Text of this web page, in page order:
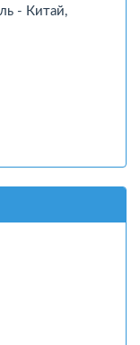
- Китай,